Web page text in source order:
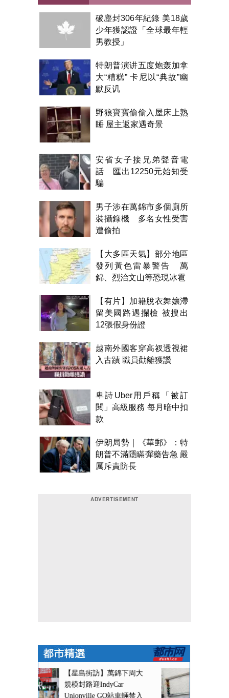
破塵封306年紀錄 美18歲
少年獲認證「全球最年輕
男教授」
特朗普演讲五度炮轰加拿
大“糟糕” 卡尼以“典故”幽
默反讥
野狼寶寶偷偷入屋床上熟
睡 屋主返家遇奇景
安省女子接兄弟聲音電
話 匯出12250元始知受
騙
男子涉在萬錦市多個廁所
裝攝錄機 多名女性受害
遭偷拍
【大多區天氣】部分地區
發列黃色雷暴警告 萬
錦、烈治文山等恐現冰雹
【有片】加籍脫衣舞孃滯
留美國路遇攔檢 被搜出
12張假身份證
越南外國客穿高衩透視裙
入古蹟 職員勸離獲讚
卑詩Uber用戶稱「被訂
閱」高級服務 每月暗中扣
款
伊朗局勢｜《華郵》：特
朗普不滿隱瞞彈藥告急 嚴
厲斥責防長